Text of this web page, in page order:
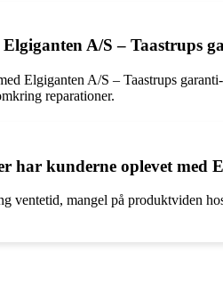
A/S – Taastrups
Elgiganten A/S – Taastrups
reparationer.
har kunderne oplevet med
ventetid, mangel på produktviden